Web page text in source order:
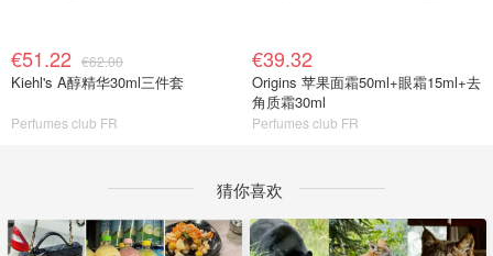
€51.22 €62.00
Kiehl's A醇精华30ml三件套
Perfumes club FR
€39.32
Origins 苹果面霜50ml+眼霜15ml+去
角质霜30ml
Perfumes club FR
猜你喜欢